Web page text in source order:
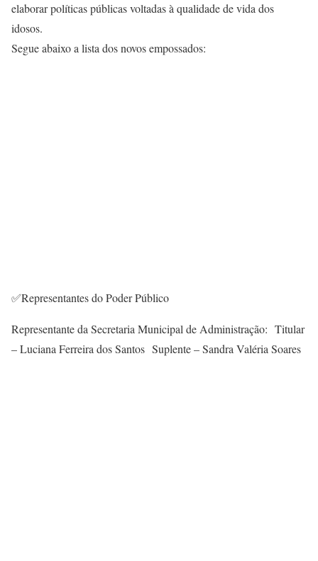
elaborar políticas públicas voltadas à qualidade de vida dos
idosos.
Segue abaixo a lista dos novos empossados:
✅Representantes do Poder Público
Representante da Secretaria Municipal de Administração: Titular
– Luciana Ferreira dos Santos Suplente – Sandra Valéria Soares